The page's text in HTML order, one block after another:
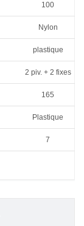
100
Nylon
plastique
2 piv. + 2 fixes
165
Plastique
7